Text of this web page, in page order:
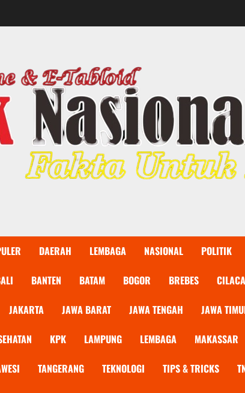
DAERAH LEMBAGA NASIONAL POLITIK
BANTEN BATAM BOGOR BREBES
JAKARTA JAWA BARAT JAWA TENGAH JAWA
KPK LAMPUNG LEMBAGA MAKASSAR
TANGERANG TEKNOLOGI TIPS & TRICKS